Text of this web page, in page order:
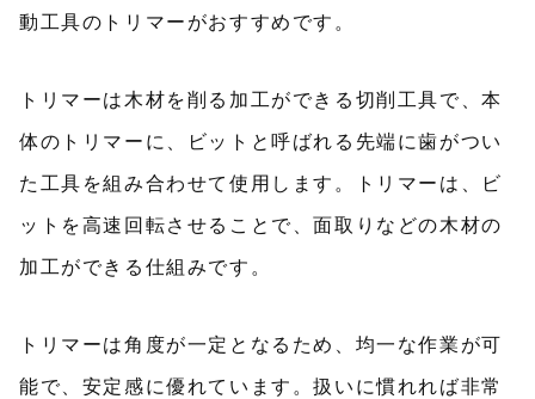
動工具のトリマーがおすすめです。
トリマーは木材を削る加工ができる切削工具で、本
体のトリマーに、ビットと呼ばれる先端に歯がつい
た工具を組み合わせて使用します。トリマーは、ビ
ットを高速回転させることで、面取りなどの木材の
加工ができる仕組みです。
トリマーは角度が一定となるため、均一な作業が可
能で、安定感に優れています。扱いに慣れれば非常